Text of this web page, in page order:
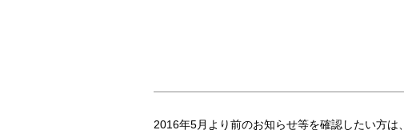
2016年5月より前のお知らせ等を確認したい方は、